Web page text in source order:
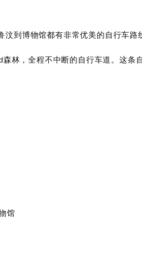
到博物馆都有非常优美的自行车
，全程不中断的自行车道。这条
馆